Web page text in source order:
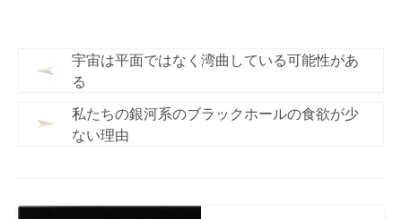
宇宙は平面ではなく湾曲している可能性があ
る
私たちの銀河系のブラックホールの食欲が少
ない理由